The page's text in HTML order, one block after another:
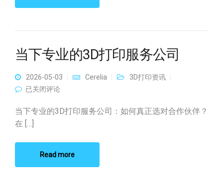
当下专业的3D打印服务公司
2026-05-03 Cerelia
3D打印资讯
当下专业的3D打印服务公司
已关闭评论
当下专业的3D打印服务公司：如何真正选对合作伙伴？
在 […]
Read more